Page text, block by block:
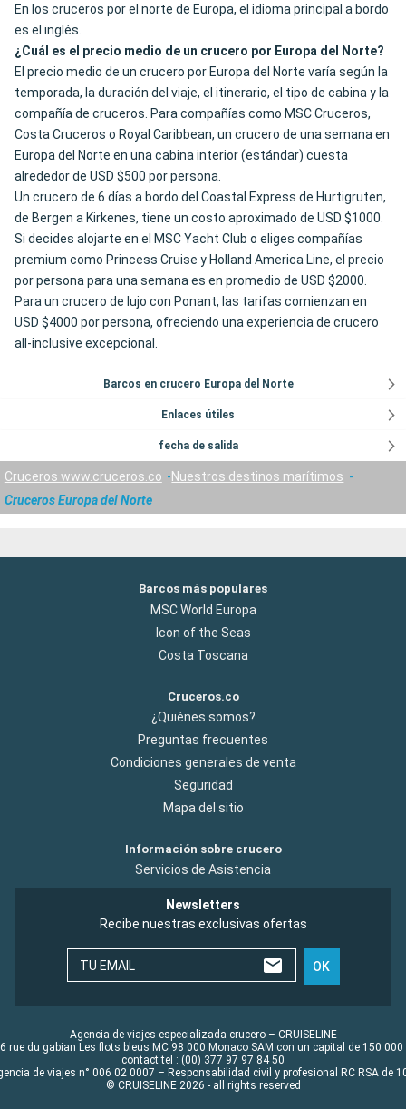
En los cruceros por el norte de Europa, el idioma principal a bordo
es el inglés.
¿Cuál es el precio medio de un crucero por Europa del Norte?
El precio medio de un crucero por Europa del Norte varía según la
temporada, la duración del viaje, el itinerario, el tipo de cabina y la
compañía de cruceros. Para compañías como MSC Cruceros,
Costa Cruceros o Royal Caribbean, un crucero de una semana en
Europa del Norte en una cabina interior (estándar) cuesta
alrededor de USD $500 por persona.
Un crucero de 6 días a bordo del Coastal Express de Hurtigruten,
de Bergen a Kirkenes, tiene un costo aproximado de USD $1000.
Si decides alojarte en el MSC Yacht Club o eliges compañías
premium como Princess Cruise y Holland America Line, el precio
por persona para una semana es en promedio de USD $2000.
Para un crucero de lujo con Ponant, las tarifas comienzan en
USD $4000 por persona, ofreciendo una experiencia de crucero
all-inclusive excepcional.
Barcos en crucero Europa del Norte
Enlaces útiles
fecha de salida
Cruceros www.cruceros.co
Nuestros destinos marítimos
Cruceros Europa del Norte
Barcos más populares
MSC World Europa
Icon of the Seas
Costa Toscana
Cruceros.co
¿Quiénes somos?
Preguntas frecuentes
Condiciones generales de venta
Seguridad
Mapa del sitio
Información sobre crucero
Servicios de Asistencia
Newsletters
Recibe nuestras exclusivas ofertas
TU EMAIL OK
Agencia de viajes especializada crucero – CRUISELINE
rue du gabian Les flots bleus MC 98 000 Monaco SAM con un capital de 150 000
contact tel : (00) 377 97 97 84 50
de viajes n° 006 02 0007 – Responsabilidad civil y profesional RC RSA de
© CRUISELINE 2026 - all rights reserved